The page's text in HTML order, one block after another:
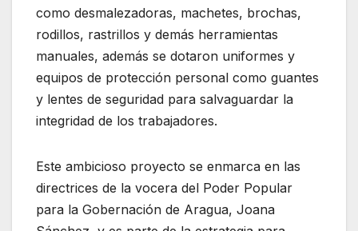
como desmalezadoras, machetes, brochas,
rodillos, rastrillos y demás herramientas
manuales, además se dotaron uniformes y
equipos de protección personal como guantes
y lentes de seguridad para salvaguardar la
integridad de los trabajadores.
Este ambicioso proyecto se enmarca en las
directrices de la vocera del Poder Popular
para la Gobernación de Aragua, Joana